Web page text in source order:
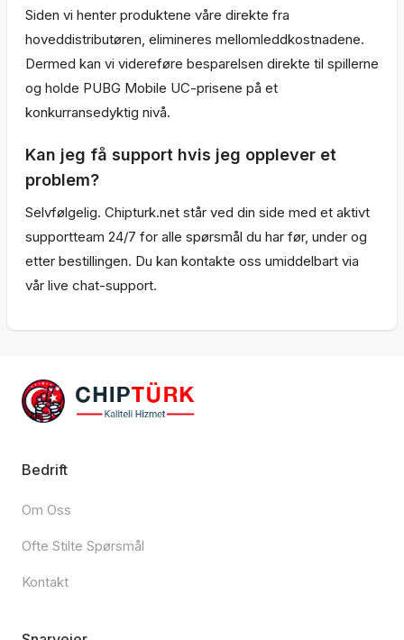
Siden vi henter produktene våre direkte fra
hoveddistributøren, elimineres mellomleddkostnadene.
Dermed kan vi videreføre besparelsen direkte til spillerne
og holde PUBG Mobile UC-prisene på et
konkurransedyktig nivå.
Kan jeg få support hvis jeg opplever et
problem?
Selvfølgelig. Chipturk.net står ved din side med et aktivt
supportteam 24/7 for alle spørsmål du har før, under og
etter bestillingen. Du kan kontakte oss umiddelbart via
vår live chat-support.
Bedrift
Om Oss
Ofte Stilte Spørsmål
Kontakt